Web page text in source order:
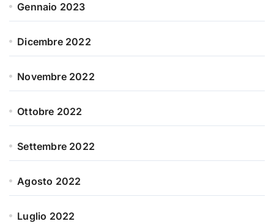
Gennaio 2023
Dicembre 2022
Novembre 2022
Ottobre 2022
Settembre 2022
Agosto 2022
Luglio 2022